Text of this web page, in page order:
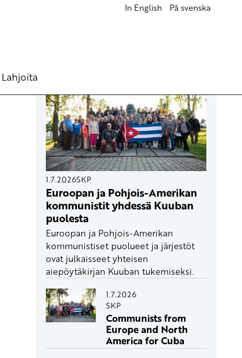
In English På svenska
Lahjoita
1.7.2026SKP
Euroopan ja Pohjois-Amerikan
kommunistit yhdessä Kuuban
puolesta
Euroopan ja Pohjois-Amerikan
kommunistiset puolueet ja järjestöt
ovat julkaisseet yhteisen
aiepöytäkirjan Kuuban tukemiseksi.
1.7.2026
SKP
Communists from
Europe and North
America for Cuba